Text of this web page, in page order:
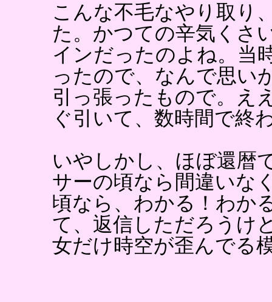
こんな不毛なやり取り
た。かつての辛気くさ
インだったのよね。当
ったので、なんで思い
引っ張ったもので。え
ぐ引いて、数時間で終
いやしかし、ほぼ還暦
サーの頃なら間違いな
頃なら、わかる！わか
て、返信しただろうけ
女だけ時空が歪んでる